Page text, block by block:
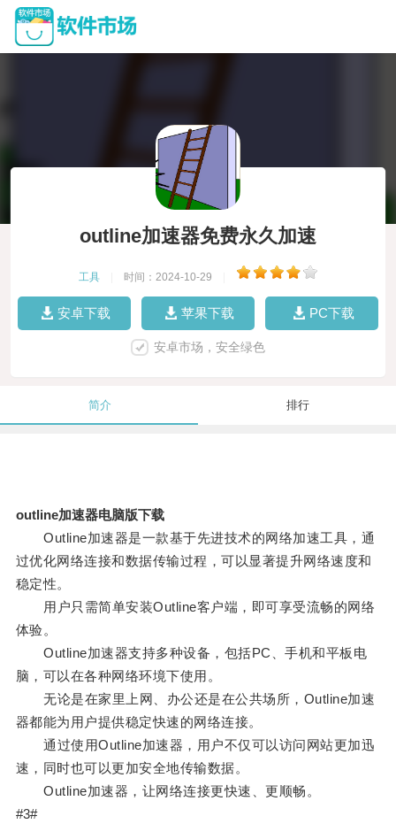
outline加速器免费永久加速
工具 时间：2024-10-29
安卓下载 苹果下载 PC下载
安卓市场，安全绿色
简介 排行
outline加速器电脑版下载
Outline加速器是一款基于先进技术的网络加速工具，通
过优化网络连接和数据传输过程，可以显著提升网络速度和
稳定性。
用户只需简单安装Outline客户端，即可享受流畅的网络
体验。
Outline加速器支持多种设备，包括PC、手机和平板电
脑，可以在各种网络环境下使用。
无论是在家里上网、办公还是在公共场所，Outline加速
器都能为用户提供稳定快速的网络连接。
通过使用Outline加速器，用户不仅可以访问网站更加迅
速，同时也可以更加安全地传输数据。
Outline加速器，让网络连接更快速、更顺畅。
#3#